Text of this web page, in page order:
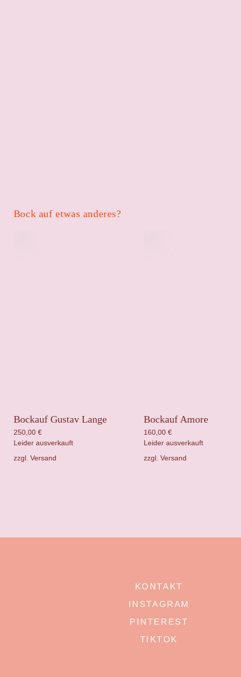
Bock auf etwas anderes?
Bockauf Gustav Lange
250,00 €
Leider ausverkauft
zzgl. Versand
Bockauf Amore
160,00 €
Leider ausverkauft
zzgl. Versand
KONTAKT
INSTAGRAM
PINTEREST
TIKTOK